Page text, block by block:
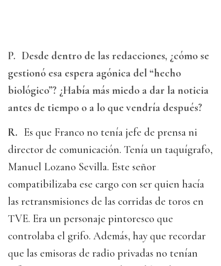
P. Desde dentro de las redacciones, ¿cómo se
gestionó esa espera agónica del “hecho
biológico”? ¿Había más miedo a dar la noticia
antes de tiempo o a lo que vendría después?
R. Es que Franco no tenía jefe de prensa ni
director de comunicación. Tenía un taquígrafo,
Manuel Lozano Sevilla. Este señor
compatibilizaba ese cargo con ser quien hacía
las retransmisiones de las corridas de toros en
TVE. Era un personaje pintoresco que
controlaba el grifo. Además, hay que recordar
que las emisoras de radio privadas no tenían